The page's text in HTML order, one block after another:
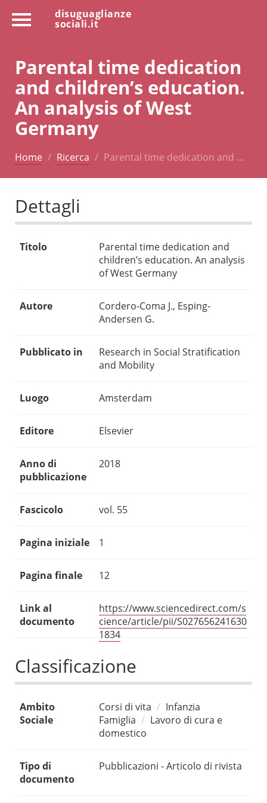
disuguaglianze
sociali.it
Parental time dedication
and children’s education.
An analysis of West
Germany
Home Ricerca Parental time dedication and …
Dettagli
Titolo
Parental time dedication and
children’s education. An analysis
of West Germany
Autore
Cordero-Coma J., Esping-
Andersen G.
Pubblicato in
Research in Social Stratification
and Mobility
Luogo Amsterdam
Editore Elsevier
Anno di
pubblicazione
2018
Fascicolo vol. 55
Pagina iniziale 1
Pagina finale 12
Link al
documento
https://www.sciencedirect.com/s
cience/article/pii/S027656241630
1834
Classificazione
Ambito
Sociale
Corsi di vita
Infanzia
Famiglia
Lavoro di cura e
domestico
Tipo di
documento
Pubblicazioni - Articolo di rivista